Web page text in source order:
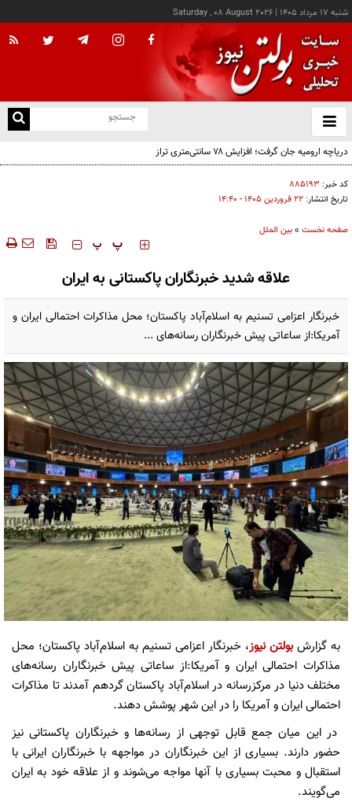
شنبه ۱۷ مرداد ۱۴۰۵ |
Saturday , 08 August 2026
باز
و
برگزاری نشست وزرای خارجه کشورهای بریکس در نیویورک
کد خبر: ۸۸۵۱۹۳
تاریخ انتشار: ۲۲ فروردين ۱۴۰۵ - ۱۴:۴۰
صفحه نخست »بین الملل
‍‍‍ پ پ
علاقه شدید خبرنگاران پاکستانی به ایران
خبرنگار اعزامی تسنیم به اسلام‌آباد پاکستان؛ محل مذاکرات احتمالی ایران و
آمریکا:از ساعاتی پیش خبرنگاران رسانه‌های ...
به گزارشبولتن نیوز، خبرنگار اعزامی تسنیم به اسلام‌آباد پاکستان؛ محل
مذاکرات احتمالی ایران و آمریکا:از ساعاتی پیش خبرنگاران رسانه‌های
مختلف دنیا در مرکزرسانه در اسلام‌آباد پاکستان گردهم آمدند تا مذاکرات
احتمالی ایران و آمریکا را در این شهر پوشش دهند.
در این میان جمع قابل توجهی از رسانه‌ها و خبرنگاران پاکستانی نیز
حضور دارند. بسیاری از این خبرنگاران در مواجهه با خبرنگاران ایرانی با
استقبال و محبت بسیاری با آنها مواجه می‌شوند و از علاقه خود به ایران
می‌گویند.